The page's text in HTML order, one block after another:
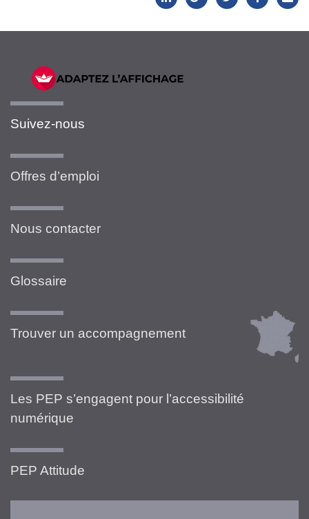
Suivez-nous
Offres d’emploi
Nous contacter
Glossaire
Trouver un accompagnement
Les PEP s’engagent pour l’accessibilité
numérique
PEP Attitude